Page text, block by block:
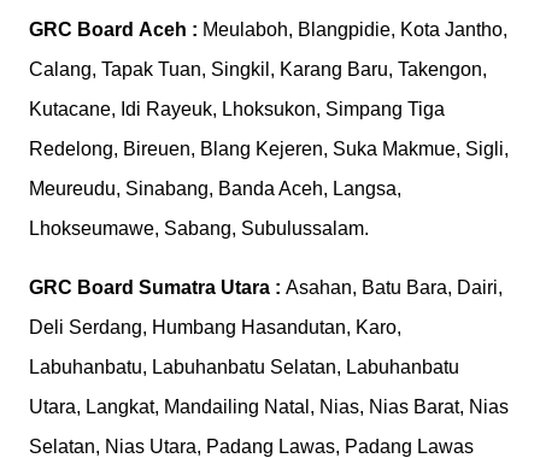
GRC Board Aceh : Meulaboh, Blangpidie, Kota Jantho,
Calang, Tapak Tuan, Singkil, Karang Baru, Takengon,
Kutacane, Idi Rayeuk, Lhoksukon, Simpang Tiga
Redelong, Bireuen, Blang Kejeren, Suka Makmue, Sigli,
Meureudu, Sinabang, Banda Aceh, Langsa,
Lhokseumawe, Sabang, Subulussalam.
GRC Board Sumatra Utara : Asahan, Batu Bara, Dairi,
Deli Serdang, Humbang Hasandutan, Karo,
Labuhanbatu, Labuhanbatu Selatan, Labuhanbatu
Utara, Langkat, Mandailing Natal, Nias, Nias Barat, Nias
Selatan, Nias Utara, Padang Lawas, Padang Lawas